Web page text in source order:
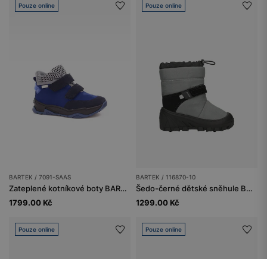
Pouze online
BARTEK / 7091-SAAS
Zateplené kotníkové boty BARTEK 7091-SAAS, pro kluky, tmavě modro-černé
1799.00 Kč
Pouze online
BARTEK / 116870-10
Šedo-černé dětské sněhule BARTEK 116870-10
1299.00 Kč
Pouze online Pouze online